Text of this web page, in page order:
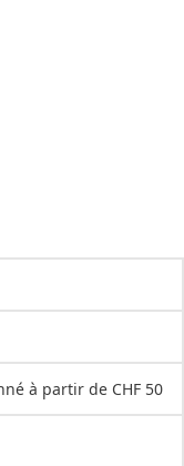
à partir de CHF 50